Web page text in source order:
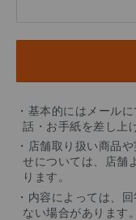
・基本的にはメール
話・お手紙を差し上
・店舗取り扱い商品
せについては、店舗
ります。
・内容によっては、
ない場合があります。